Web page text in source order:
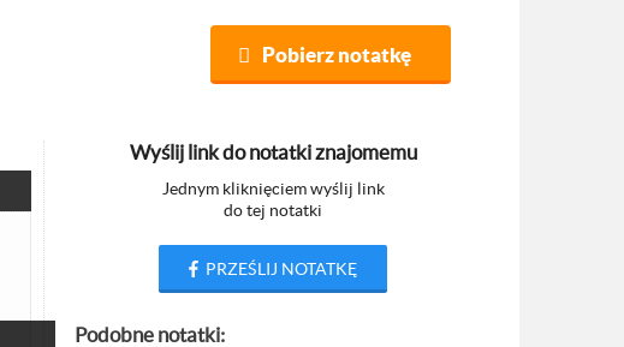
Pobierz notatkę
Wyślij link do notatki znajomemu
Jednym kliknięciem wyślij link
do tej notatki
PRZEŚLIJ NOTATKĘ
Podobne notatki: